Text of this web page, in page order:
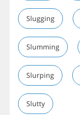
Slugging
Slumming
Slurping
Slutty